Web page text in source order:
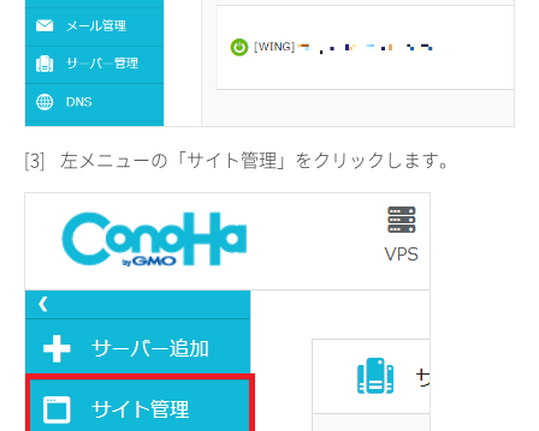
[3] 左メニューの「サイト管理」をクリックします。